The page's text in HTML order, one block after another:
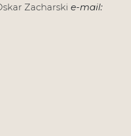
Zacharski e-mail: